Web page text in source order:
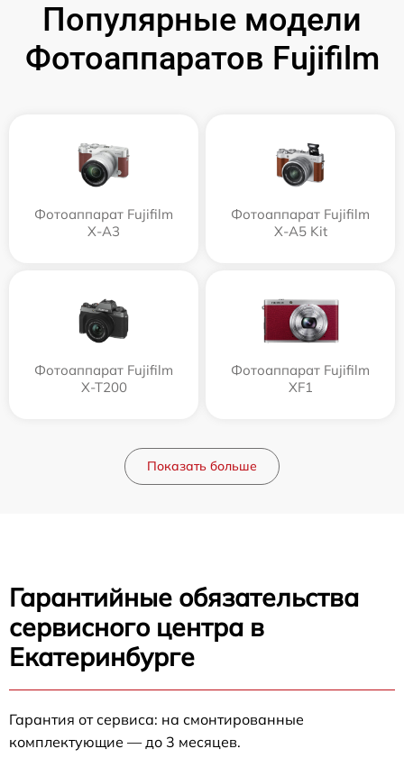
Популярные модели
Фотоаппаратов Fujifilm
Фотоаппарат Fujifilm
X-A3
Фотоаппарат Fujifilm
X-A5 Kit
Фотоаппарат Fujifilm
X-T200
Фотоаппарат Fujifilm
XF1
Показать больше
Гарантийные обязательства
сервисного центра в
Екатеринбурге
Гарантия от сервиса: на смонтированные
комплектующие — до 3 месяцев.